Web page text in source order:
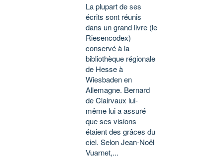
La plupart de ses
écrits sont réunis
dans un grand livre (le
Riesencodex)
conservé à la
bibliothèque régionale
de Hesse à
Wiesbaden en
Allemagne. Bernard
de Clairvaux lui-
même lui a assuré
que ses visions
étaient des grâces du
ciel. Selon Jean-Noël
Vuarnet,...